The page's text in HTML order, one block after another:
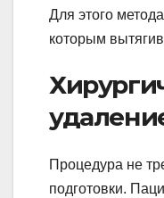
Для этого
которым
Процедура не
подготовки.